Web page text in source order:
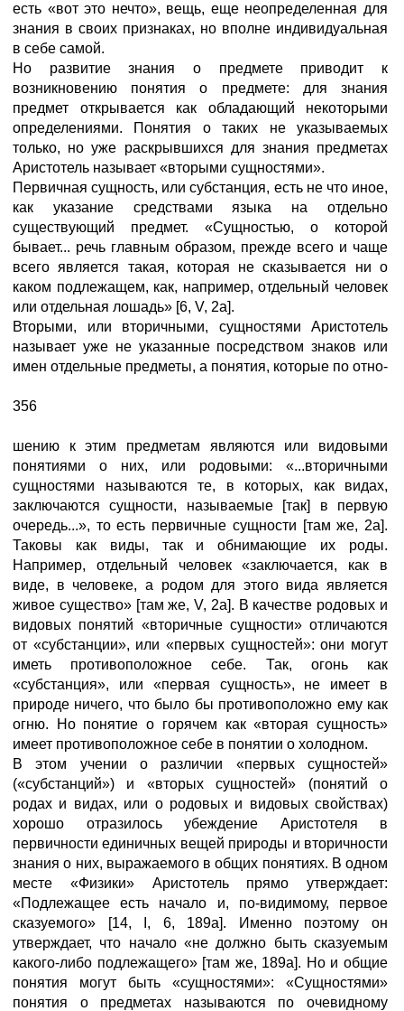
есть «вот это нечто», вещь, еще неопределенная для
знания в своих признаках, но вполне индивидуальная
в себе самой.
Но развитие знания о предмете приводит к
возникновению понятия о предмете: для знания
предмет открывается как обладающий некоторыми
определениями. Понятия о таких не указываемых
только, но уже раскрывшихся для знания предметах
Аристотель называет «вторыми сущностями».
Первичная сущность, или субстанция, есть не что иное,
как указание средствами языка на отдельно
существующий предмет. «Сущностью, о которой
бывает... речь главным образом, прежде всего и чаще
всего является такая, которая не сказывается ни о
каком подлежащем, как, например, отдельный человек
или отдельная лошадь» [6, V, 2а].
Вторыми, или вторичными, сущностями Аристотель
называет уже не указанные посредством знаков или
имен отдельные предметы, а понятия, которые по отно-
356
шению к этим предметам являются или видовыми
понятиями о них, или родовыми: «...вторичными
сущностями называются те, в которых, как видах,
заключаются сущности, называемые [так] в первую
очередь...», то есть первичные сущности [там же, 2а].
Таковы как виды, так и обнимающие их роды.
Например, отдельный человек «заключается, как в
виде, в человеке, а родом для этого вида является
живое существо» [там же, V, 2а]. В качестве родовых и
видовых понятий «вторичные сущности» отличаются
от «субстанции», или «первых сущностей»: они могут
иметь противоположное себе. Так, огонь как
«субстанция», или «первая сущность», не имеет в
природе ничего, что было бы противоположно ему как
огню. Но понятие о горячем как «вторая сущность»
имеет противоположное себе в понятии о холодном.
В этом учении о различии «первых сущностей»
(«субстанций») и «вторых сущностей» (понятий о
родах и видах, или о родовых и видовых свойствах)
хорошо отразилось убeждeниe Аристотеля в
первичности единичных вещей природы и вторичности
знания о них, выражаемого в общих понятиях. В одном
месте «Физики» Аристотель прямо утверждает:
«Подлежащее есть начало и, по-видимому, первое
сказуемого» [14, I, 6, 189а]. Именно поэтому он
утверждает, что начало «не должно быть сказуемым
какого-либо подлежащего» [там же, 189а]. Но и общие
понятия могут быть «сущностями»: «Сущностями»
понятия о предметах называются по очевидному